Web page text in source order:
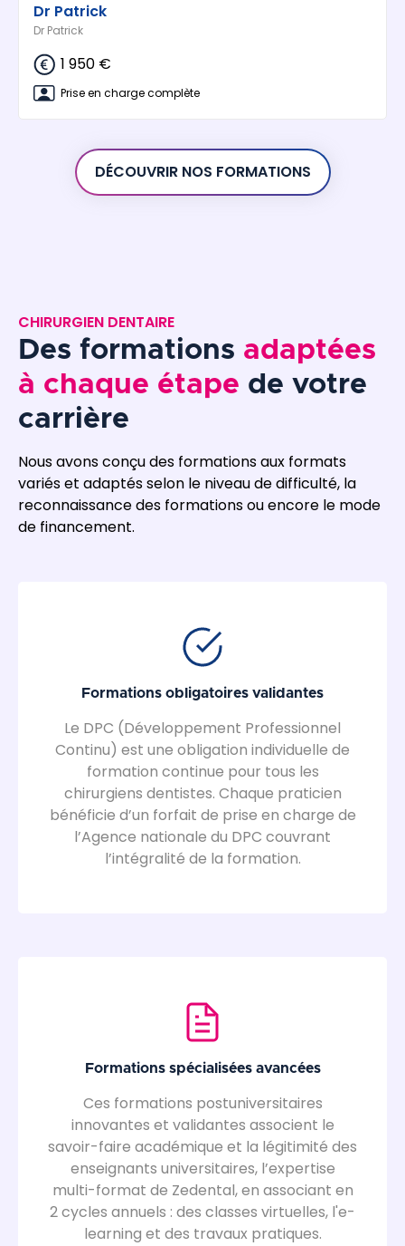
Dr Patrick
Dr Patrick
1 950 €
Prise en charge complète
DÉCOUVRIR NOS FORMATIONS
CHIRURGIEN DENTAIRE
Des formations adaptées
à chaque étape de votre
carrière
Nous avons conçu des formations aux formats
variés et adaptés selon le niveau de difficulté, la
reconnaissance des formations ou encore le mode
de financement.
Formations obligatoires validantes
Le DPC (Développement Professionnel
Continu) est une obligation individuelle de
formation continue pour tous les
chirurgiens dentistes. Chaque praticien
bénéficie d’un forfait de prise en charge de
l’Agence nationale du DPC couvrant
l’intégralité de la formation.
Formations spécialisées avancées
Ces formations postuniversitaires
innovantes et validantes associent le
savoir-faire académique et la légitimité des
enseignants universitaires, l’expertise
multi-format de Zedental, en associant en
2 cycles annuels : des classes virtuelles, l'e-
learning et des travaux pratiques.